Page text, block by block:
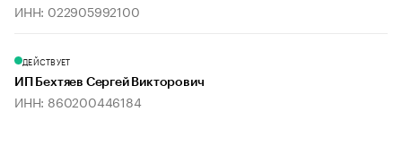
ИНН: 022905992100
ДЕЙСТВУЕТ
ИП Бехтяев Сергей Викторович
ИНН: 860200446184